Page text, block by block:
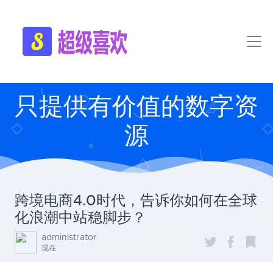
只提供有价值的数字资
源
跨境电商4.0时代，告诉你如何在全球
化浪潮中站稳脚步？
administrator
现在